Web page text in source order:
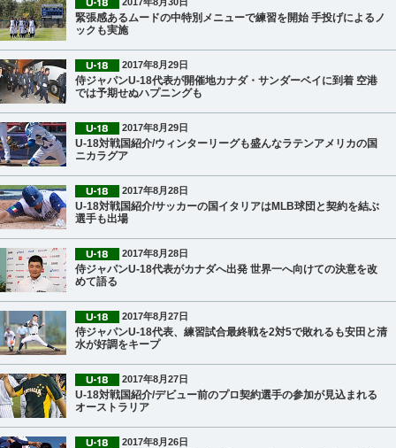
緊張感あるムードの中特別メニューで練習を開始 手投げによるノ
ックも実施
2017年8月29日
侍ジャパンU-18代表が開催地カナダ・サンダーベイに到着 空港
では予期せぬハプニングも
2017年8月29日
U-18対戦国紹介/ウィンターリーグも盛んなラテンアメリカの国
ニカラグア
2017年8月28日
U-18対戦国紹介/サッカーの国イタリアはMLB球団と契約を結ぶ
選手も出場
2017年8月28日
侍ジャパンU-18代表がカナダへ出発 世界一へ向けての決意を改
めて語る
2017年8月27日
侍ジャパンU-18代表、練習試合最終戦を2対5で敗れるも安田と清
水が好調をキープ
2017年8月27日
U-18対戦国紹介/デビュー前のプロ契約選手の参加が見込まれる
オーストラリア
2017年8月26日